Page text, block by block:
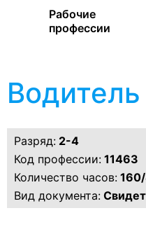
Рабочие
профессии
Разряд: 2-4
Код профессии: 11463
Количество часов:
Вид документа: